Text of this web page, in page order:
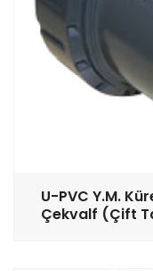
U-PVC Y.M.
Çekvalf (Çift